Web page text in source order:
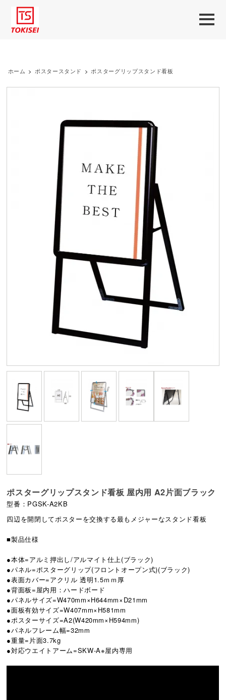
ホーム > ポスタースタンド > ポスターグリップスタンド看板
ポスターグリップスタンド看板 屋内用 A2片面ブラック
型番：PGSK-A2KB
四辺を開閉してポスターを交換する最もメジャーなスタンド看板
■製品仕様
●本体=アルミ押出し/アルマイト仕上(ブラック)
●パネル=ポスターグリップ(フロントオープン式)(ブラック)
●表面カバー=アクリル 透明1.5ｍｍ厚
●背面板=屋内用：ハードボード
●パネルサイズ=W470mm×H644mm×D21mm
●面板有効サイズ=W407mm×H581mm
●ポスターサイズ=A2(W420mm×H594mm)
●パネルフレーム幅=32mm
●重量=片面3.7kg
●対応ウエイトアーム=SKW-A※屋内専用